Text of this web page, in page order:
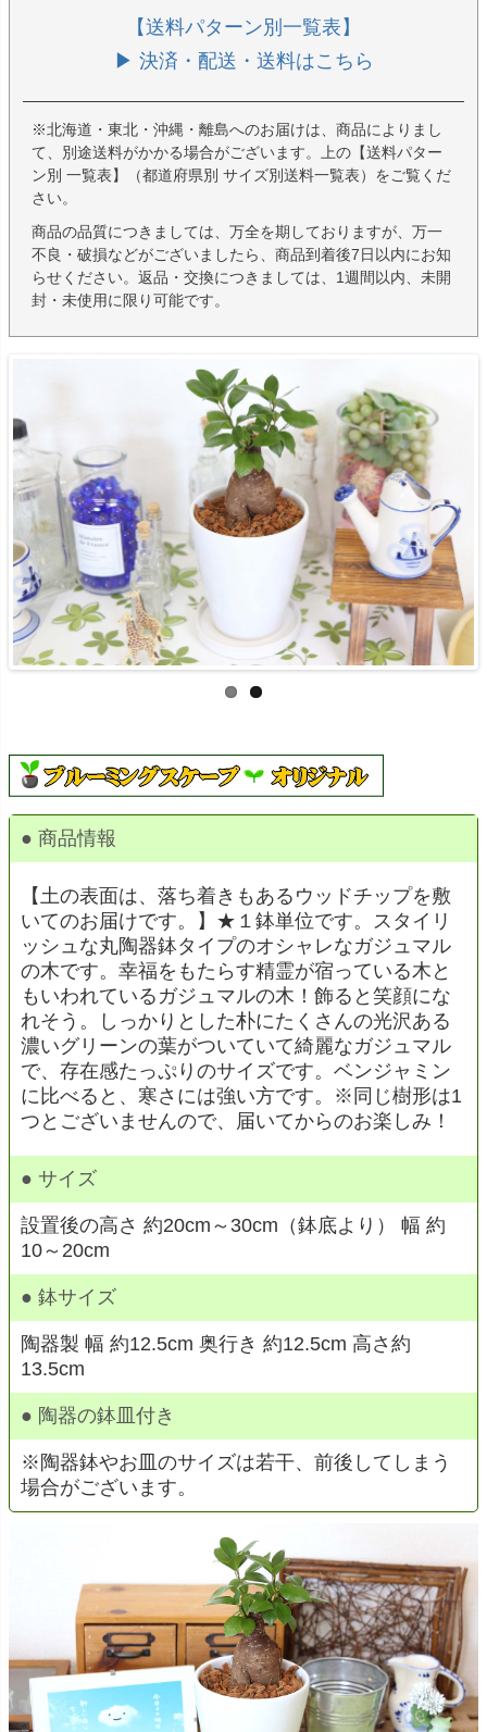
【送料パターン別一覧表】
▶ 決済・配送・送料はこちら
※北海道・東北・沖縄・離島へのお届けは、商品によりまし
て、別途送料がかかる場合がございます。上の【送料パター
ン別 一覧表】（都道府県別 サイズ別送料一覧表）をご覧くだ
さい。
商品の品質につきましては、万全を期しておりますが、万一
不良・破損などがございましたら、商品到着後7日以内にお知
らせください。返品・交換につきましては、1週間以内、未開
封・未使用に限り可能です。
● 商品情報
【土の表面は、落ち着きもあるウッドチップを敷
いてのお届けです。】★１鉢単位です。スタイリ
ッシュな丸陶器鉢タイプのオシャレなガジュマル
の木です。幸福をもたらす精霊が宿っている木と
もいわれているガジュマルの木！飾ると笑顔にな
れそう。しっかりとした朴にたくさんの光沢ある
濃いグリーンの葉がついていて綺麗なガジュマル
で、存在感たっぷりのサイズです。ベンジャミン
に比べると、寒さには強い方です。※同じ樹形は1
つとございませんので、届いてからのお楽しみ！
● サイズ
設置後の高さ 約20cm～30cm（鉢底より） 幅 約
10～20cm
● 鉢サイズ
陶器製 幅 約12.5cm 奥行き 約12.5cm 高さ約
13.5cm
● 陶器の鉢皿付き
※陶器鉢やお皿のサイズは若干、前後してしまう
場合がございます。